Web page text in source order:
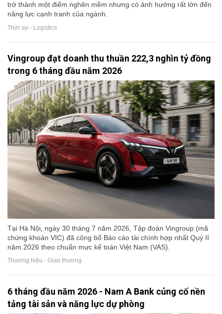
trở thành một điểm nghẽn mềm nhưng có ảnh hưởng rất lớn đến
năng lực cạnh tranh của ngành.
Thời sự - Logistics
Vingroup đạt doanh thu thuần 222,3 nghìn tỷ đồng
trong 6 tháng đầu năm 2026
Tại Hà Nội, ngày 30 tháng 7 năm 2026, Tập đoàn Vingroup (mã
chứng khoán VIC) đã công bố Báo cáo tài chính hợp nhất Quý II
năm 2026 theo chuẩn mực kế toán Việt Nam (VAS).
Thương hiệu - Giao thương
6 tháng đầu năm 2026 - Nam A Bank củng cố nền
tảng tài sản và năng lực dự phòng